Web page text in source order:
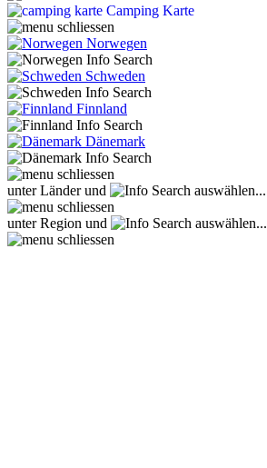
Camping Karte
Norwegen
Schweden
Finnland
Dänemark
unter Länder und auswählen...
unter Region und auswählen...